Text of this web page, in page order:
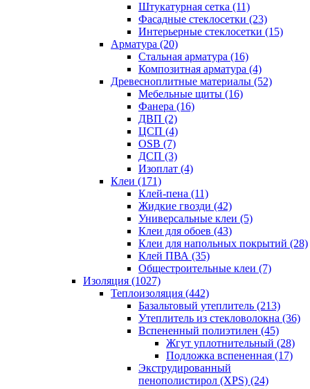
Штукатурная сетка (11)
Фасадные стеклосетки (23)
Интерьерные стеклосетки (15)
Арматура (20)
Стальная арматура (16)
Композитная арматура (4)
Древесноплитные материалы (52)
Мебельные щиты (16)
Фанера (16)
ДВП (2)
ЦСП (4)
OSB (7)
ДСП (3)
Изоплат (4)
Клеи (171)
Клей-пена (11)
Жидкие гвозди (42)
Универсальные клеи (5)
Клеи для обоев (43)
Клеи для напольных покрытий (28)
Клей ПВА (35)
Общестроительные клеи (7)
Изоляция (1027)
Теплоизоляция (442)
Базальтовый утеплитель (213)
Утеплитель из стекловолокна (36)
Вспененный полиэтилен (45)
Жгут уплотнительный (28)
Подложка вспененная (17)
Экструдированный
пенополистирол (XPS) (24)